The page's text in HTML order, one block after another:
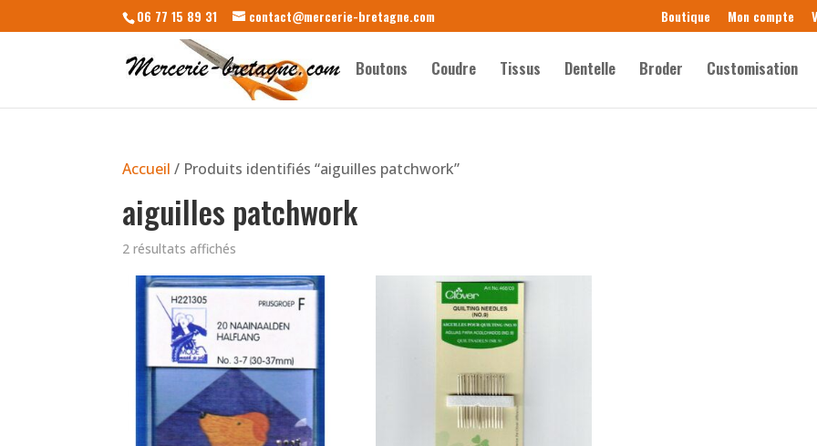
06 77 15 89 31 contact@mercerie-bretagne.com Boutique Mon compte
Boutons Coudre Tissus Dentelle Broder Customisation
Accueil / Produits identifiés “aiguilles patchwork”
aiguilles patchwork
2 résultats affichés